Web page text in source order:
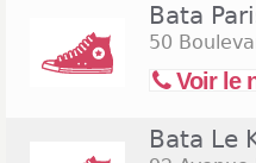
Bata
50
Voir le
Bata Le